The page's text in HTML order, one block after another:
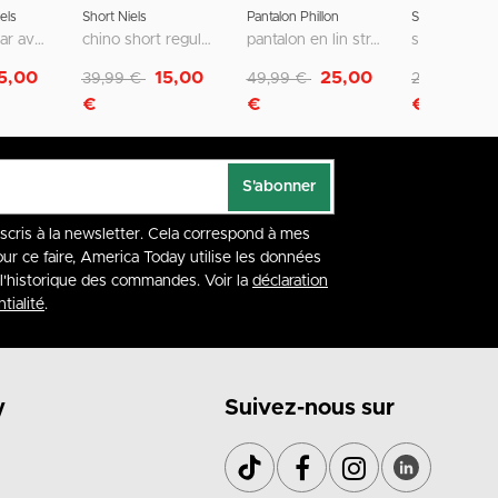
coupe regular avec poches passepoilées
Short Niels
chino short regular fit avec fermeture zippée et bouton
Remise de
39,99 €
15,00
€
Pantalon Phillon
pantalon en lin straight fit avec taille élastique
Remise de
49,99 € 25,00
€
Short Sevan
Remise de
29,99 €
€
S'abonner
à la newsletter. Cela correspond à mes
ce faire, America Today utilise les données
des commandes. Voir la déclaration
.
Suivez-nous sur